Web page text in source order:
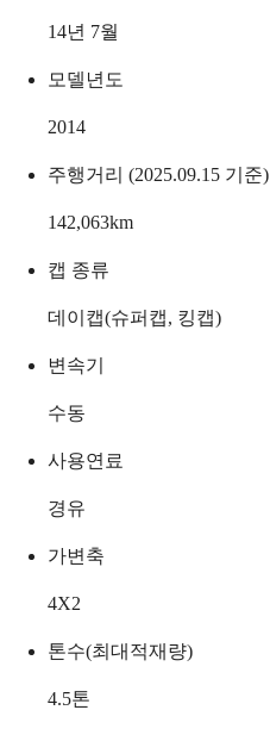
14년 7월
모델년도
2014
주행거리 (2025.09.15 기준)
142,063km
캡 종류
데이캡(슈퍼캡, 킹캡)
변속기
수동
사용연료
경유
가변축
4X2
톤수(최대적재량)
4.5톤